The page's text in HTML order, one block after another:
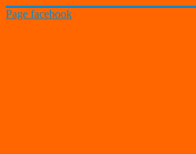
Page facebook